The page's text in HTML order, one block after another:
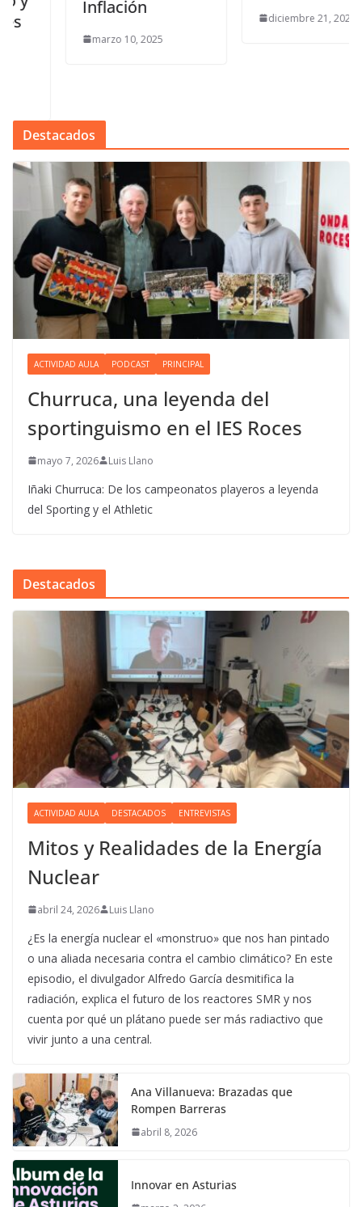
Inflación
marzo 10, 2025
diciembre 21, 2025
Destacados
ACTIVIDAD AULA PODCAST PRINCIPAL
Churruca, una leyenda del
sportinguismo en el IES Roces
mayo 7, 2026 Luis Llano
Iñaki Churruca: De los campeonatos playeros a leyenda
del Sporting y el Athletic
Destacados
ACTIVIDAD AULA DESTACADOS ENTREVISTAS
Mitos y Realidades de la Energía
Nuclear
abril 24, 2026 Luis Llano
¿Es la energía nuclear el «monstruo» que nos han pintado
o una aliada necesaria contra el cambio climático? En este
episodio, el divulgador Alfredo García desmitifica la
radiación, explica el futuro de los reactores SMR y nos
cuenta por qué un plátano puede ser más radiactivo que
vivir junto a una central.
Ana Villanueva: Brazadas que
Rompen Barreras
abril 8, 2026
Innovar en Asturias